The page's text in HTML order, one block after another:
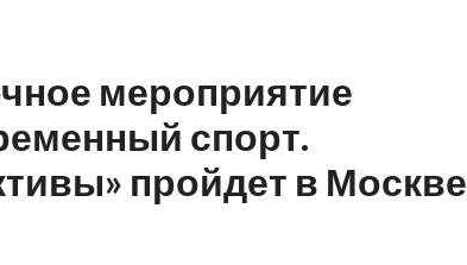
мероприятие
спорт.
пройдет в Москве